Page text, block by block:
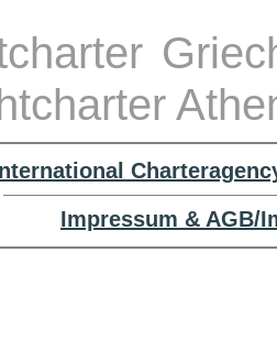
Impressum & AGB/